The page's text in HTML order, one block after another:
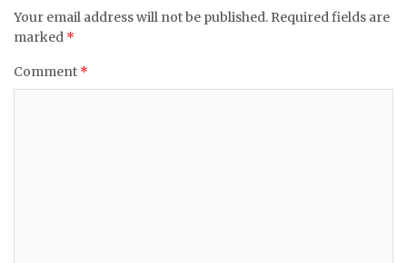
Your email address will not be published. Required fields are
marked *
Comment *